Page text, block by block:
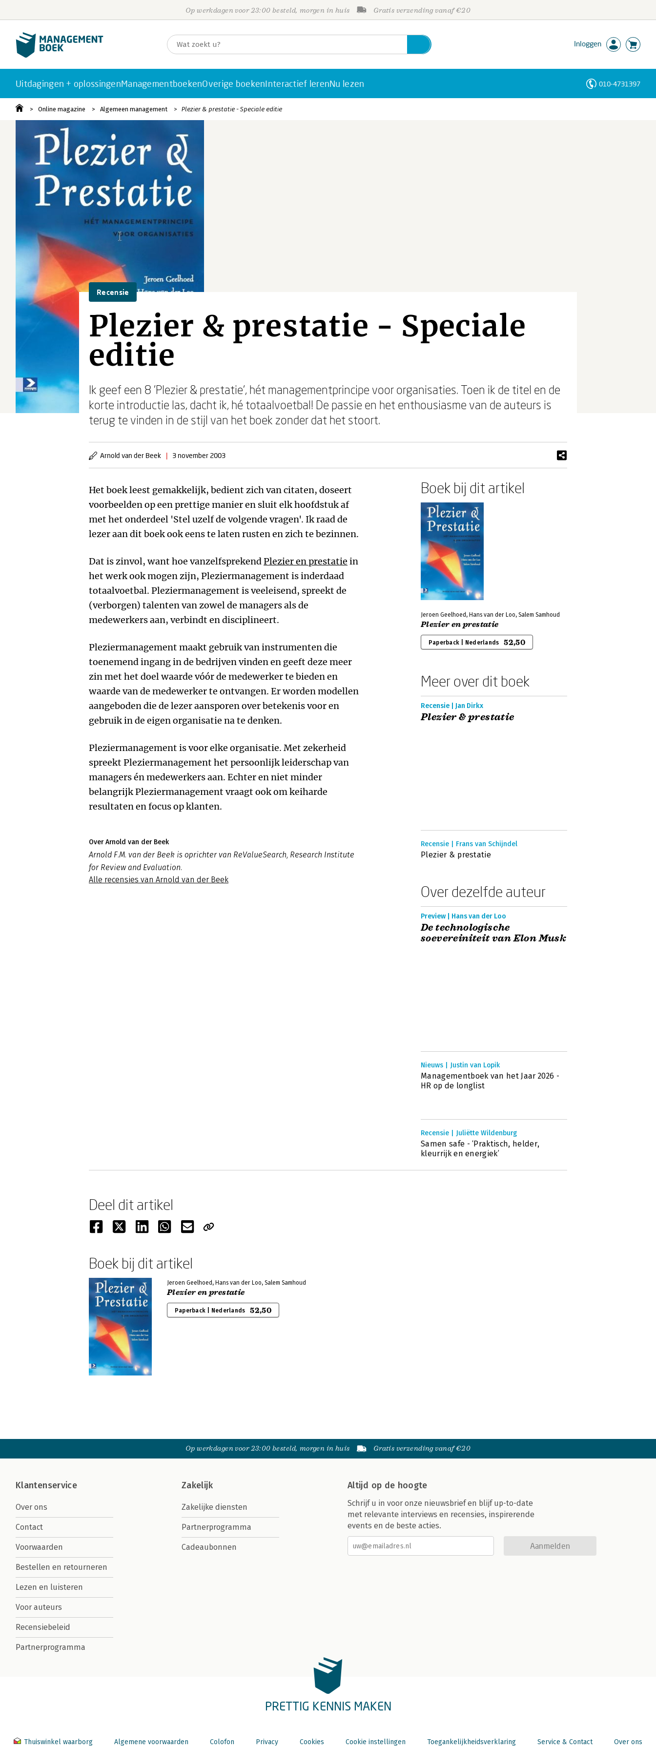
Op werkdagen voor 23:00 besteld, morgen in huis Gratis verzending vanaf €20
Inloggen
Uitdagingen + oplossingenManagementboekenOverige boekenInteractief lerenNu lezen 010-4731397
Online magazine Algemeen management Plezier & prestatie - Speciale editie
Recensie
Plezier & prestatie - Speciale
editie
Ik geef een 8 'Plezier & prestatie', hét managementprincipe voor organisaties. Toen ik de titel en de
korte introductie las, dacht ik, hé totaalvoetbal! De passie en het enthousiasme van de auteurs is
terug te vinden in de stijl van het boek zonder dat het stoort.
Arnold van der Beek | 3 november 2003
Het boek leest gemakkelijk, bedient zich van citaten, doseert
voorbeelden op een prettige manier en sluit elk hoofdstuk af
met het onderdeel 'Stel uzelf de volgende vragen'. Ik raad de
lezer aan dit boek ook eens te laten rusten en zich te bezinnen.
Dat is zinvol, want hoe vanzelfsprekendPlezier en prestatie in
het werk ook mogen zijn, Pleziermanagement is inderdaad
totaalvoetbal. Pleziermanagement is veeleisend, spreekt de
(verborgen) talenten van zowel de managers als de
medewerkers aan, verbindt en disciplineert.
Pleziermanagement maakt gebruik van instrumenten die
toenemend ingang in de bedrijven vinden en geeft deze meer
zin met het doel waarde vóór de medewerker te bieden en
waarde van de medewerker te ontvangen. Er worden modellen
aangeboden die de lezer aansporen over betekenis voor en
gebruik in de eigen organisatie na te denken.
Pleziermanagement is voor elke organisatie. Met zekerheid
spreekt Pleziermanagement het persoonlijk leiderschap van
managers én medewerkers aan. Echter en niet minder
belangrijk Pleziermanagement vraagt ook om keiharde
resultaten en focus op klanten.
Over Arnold van der Beek
Arnold F.M. van der Beek is oprichter van ReValueSearch, Research Institute
for Review and Evaluation.
Alle recensies van Arnold van der Beek
Boek bij dit artikel
Jeroen Geelhoed, Hans van der Loo, Salem Samhoud
Plezier en prestatie
Paperback | Nederlands 52,50
Meer over dit boek
Recensie | Jan Dirkx
Plezier & prestatie
Recensie | Frans van Schijndel
Plezier & prestatie
Over dezelfde auteur
Preview | Hans van der Loo
De technologische
soevereiniteit van Elon Musk
Nieuws | Justin van Lopik
Managementboek van het Jaar 2026 -
HR op de longlist
Recensie | Juliëtte Wildenburg
Samen safe - ‘Praktisch, helder,
kleurrijk en energiek’
Deel dit artikel
Boek bij dit artikel
Jeroen Geelhoed, Hans van der Loo, Salem Samhoud
Plezier en prestatie
Paperback | Nederlands 52,50
Op werkdagen voor 23:00 besteld, morgen in huis Gratis verzending vanaf €20
Klantenservice
Over ons
Contact
Voorwaarden
Bestellen en retourneren
Lezen en luisteren
Voor auteurs
Recensiebeleid
Partnerprogramma
Zakelijk
Zakelijke diensten
Partnerprogramma
Cadeaubonnen
Altijd op de hoogte
Schrijf u in voor onze nieuwsbrief en blijf up-to-date
met relevante interviews en recensies, inspirerende
events en de beste acties.
Aanmelden
PRETTIG KENNIS MAKEN
Thuiswinkel waarborg Algemene voorwaarden Colofon Privacy Cookies Cookie instellingen Toegankelijkheidsverklaring Service & Contact Over ons
Personen